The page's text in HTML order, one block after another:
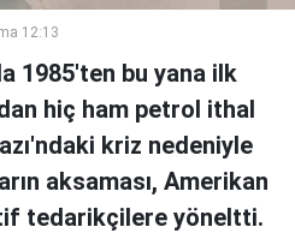
12:13
1985'ten bu yana ilk
hiç ham petrol ithal
kriz nedeniyle
aksaması, Amerikan
tedarikçilere yöneltti.